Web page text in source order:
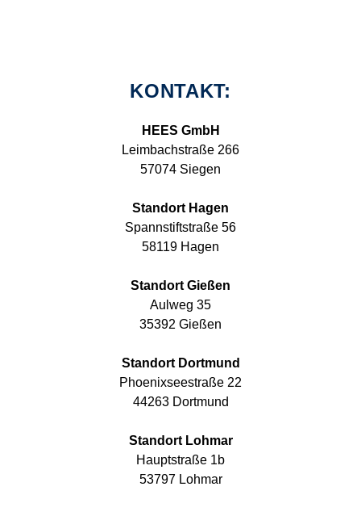
KONTAKT:
HEES GmbH
Leimbachstraße 266
57074 Siegen
Standort Hagen
Spannstiftstraße 56
58119 Hagen
Standort Gießen
Aulweg 35
35392 Gießen
Standort Dortmund
Phoenixseestraße 22
44263 Dortmund
Standort Lohmar
Hauptstraße 1b
53797 Lohmar